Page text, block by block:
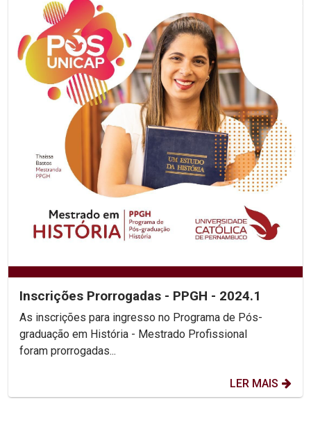
Inscrições Prorrogadas - PPGH - 2024.1
As inscrições para ingresso no Programa de Pós-
graduação em História - Mestrado Profissional
foram prorrogadas...
LER MAIS